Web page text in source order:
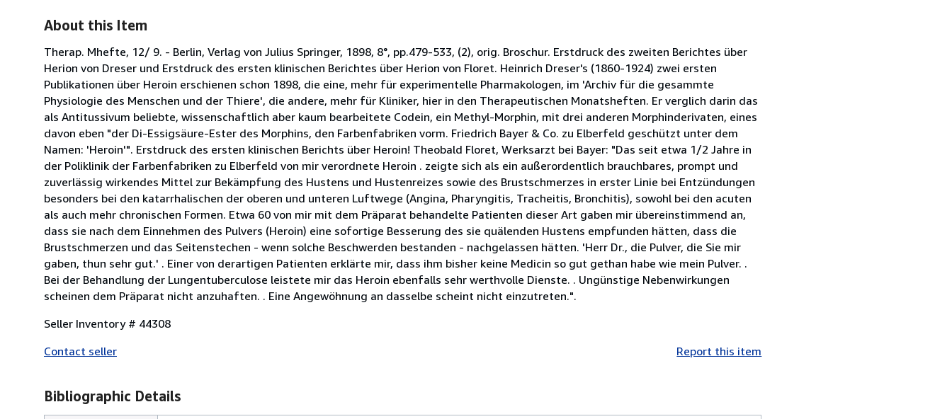
About this Item
Therap. Mhefte, 12/ 9. - Berlin, Verlag von Julius Springer, 1898, 8°, pp.479-533, (2), orig. Broschur. Erstdruck des zweiten Berichtes über
Herion von Dreser und Erstdruck des ersten klinischen Berichtes über Herion von Floret. Heinrich Dreser's (1860-1924) zwei ersten
Publikationen über Heroin erschienen schon 1898, die eine, mehr für experimentelle Pharmakologen, im 'Archiv für die gesammte
Physiologie des Menschen und der Thiere', die andere, mehr für Kliniker, hier in den Therapeutischen Monatsheften. Er verglich darin das
als Antitussivum beliebte, wissenschaftlich aber kaum bearbeitete Codein, ein Methyl-Morphin, mit drei anderen Morphinderivaten, eines
davon eben "der Di-Essigsäure-Ester des Morphins, den Farbenfabriken vorm. Friedrich Bayer & Co. zu Elberfeld geschützt unter dem
Namen: 'Heroin'". Erstdruck des ersten klinischen Berichts über Heroin! Theobald Floret, Werksarzt bei Bayer: "Das seit etwa 1/2 Jahre in
der Poliklinik der Farbenfabriken zu Elberfeld von mir verordnete Heroin . zeigte sich als ein außerordentlich brauchbares, prompt und
zuverlässig wirkendes Mittel zur Bekämpfung des Hustens und Hustenreizes sowie des Brustschmerzes in erster Linie bei Entzündungen
besonders bei den katarrhalischen der oberen und unteren Luftwege (Angina, Pharyngitis, Tracheitis, Bronchitis), sowohl bei den acuten
als auch mehr chronischen Formen. Etwa 60 von mir mit dem Präparat behandelte Patienten dieser Art gaben mir übereinstimmend an,
dass sie nach dem Einnehmen des Pulvers (Heroin) eine sofortige Besserung des sie quälenden Hustens empfunden hätten, dass die
Brustschmerzen und das Seitenstechen - wenn solche Beschwerden bestanden - nachgelassen hätten. 'Herr Dr., die Pulver, die Sie mir
gaben, thun sehr gut.' . Einer von derartigen Patienten erklärte mir, dass ihm bisher keine Medicin so gut gethan habe wie mein Pulver. .
Bei der Behandlung der Lungentuberculose leistete mir das Heroin ebenfalls sehr werthvolle Dienste. . Ungünstige Nebenwirkungen
scheinen dem Präparat nicht anzuhaften. . Eine Angewöhnung an dasselbe scheint nicht einzutreten.".
Seller Inventory # 44308
Contact seller
Report this item
Bibliographic Details